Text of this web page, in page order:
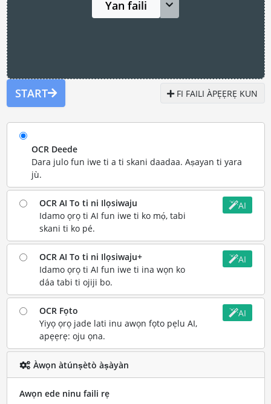
Yan faili
START FI FAILI ÀPẸẸRẸ KUN
OCR Deede
Dara julo fun iwe ti a ti skani daadaa. Aṣayan ti yara
jù.
OCR AI To ti ni Ilọsiwaju
Idamo ọrọ ti AI fun iwe ti ko mọ́, tabi
skani ti ko pé.
AI
OCR AI To ti ni Ilọsiwaju+
Idamo ọrọ ti AI fun iwe ti ina wọn ko
dáa tabi ti ojiji bo.
AI
OCR Fọto
Yiyọ ọrọ jade lati inu awọn fọto pẹlu AI,
apẹẹrẹ: oju ọna.
AI
Àwọn àtúnṣètò àṣàyàn
Awọn ede ninu faili rẹ